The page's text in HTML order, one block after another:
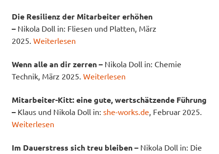
Die Resilienz der Mitarbeiter erhöhen
– Nikola Doll in: Fliesen und Platten, März
2025. Weiterlesen
Wenn alle an dir zerren – Nikola Doll in: Chemie
Technik, März 2025. Weiterlesen
Mitarbeiter-Kitt: eine gute, wertschätzende Führung
– Klaus und Nikola Doll in: she-works.de, Februar 2025.
Weiterlesen
Im Dauerstress sich treu bleiben – Nikola Doll in: Die